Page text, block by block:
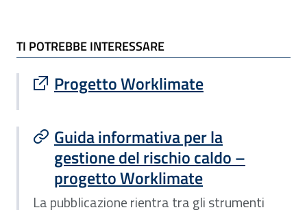
TI POTREBBE INTERESSARE
TI POTREBBE INTERESSARE
Progetto Worklimate
Sito esterno : apre una nuova finestra
Guida informativa per la
gestione del rischio caldo –
progetto Worklimate
La pubblicazione rientra tra gli strumenti